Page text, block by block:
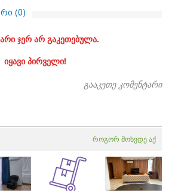
(0)
ჯერ არ გაკეთებულა.
იყავი პირველი!
გააკეთე კომენტარი
როგორ მოხვდე აქ